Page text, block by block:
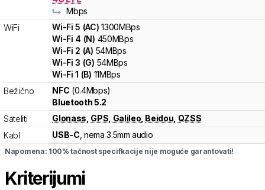
Mbps
WiFi
Wi-Fi5 (AC) 1300MBps
Wi-Fi 4 (N) 450MBps
Wi-Fi 2 (A) 54MBps
Wi-Fi3 (G) 54MBps
Wi-Fi1 (B) 11MBps
Bežično
NFC (0.4Mbps)
Bluetooth 5.2
Sateliti
Glonass GPS Galileo Beidou QZSS
Kabl
USB-C , nema 3.5mm audio
Napomena: 100% tačnost specifkacije nije moguće garantovati!
Kriterijumi